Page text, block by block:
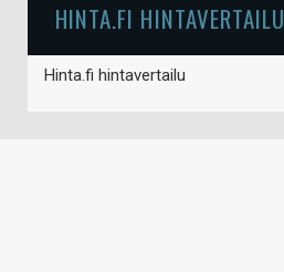
HINTA.FI HINTAVERTAILU
Hinta.fi hintavertailu